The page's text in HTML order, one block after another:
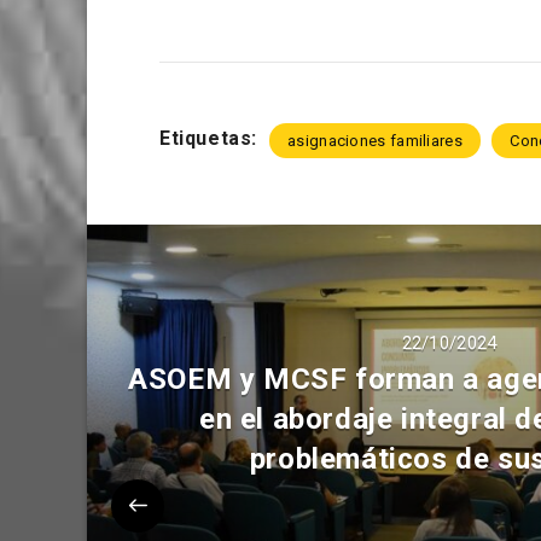
Etiquetas: asignaciones familiares
22/10/2024
ASOEM y MCSF forman a
en el abordaje integral
problemáticos de